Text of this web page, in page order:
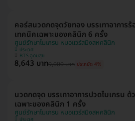
คอร์สนวดกดจุดวัยทอง บรรเทาอาการ
เทคนิคเฉพาะของคลินิก 6 ครั้ง
ศูนย์รักษาไมเกรน หมอแวร์สมิงสหคลินิก
ประเวศ
BTS อุดมสุข
8,643 บาท9,000 บาท ประหยัด 4%
นวดกดจุด บรรเทาอาการปวดไมเกรน
เฉพาะของคลินิก 1 ครั้ง
ศูนย์รักษาไมเกรน หมอแวร์สมิงสหคลินิก
ประเวศ